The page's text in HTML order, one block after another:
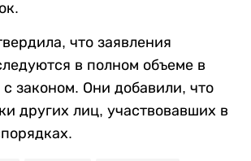
что заявления
в полном объеме в
с законом. Они добавили, что
других лиц, участвовавших в